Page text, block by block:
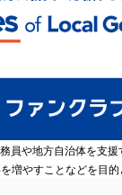
員や地方自治体を支
増やすことなどを目